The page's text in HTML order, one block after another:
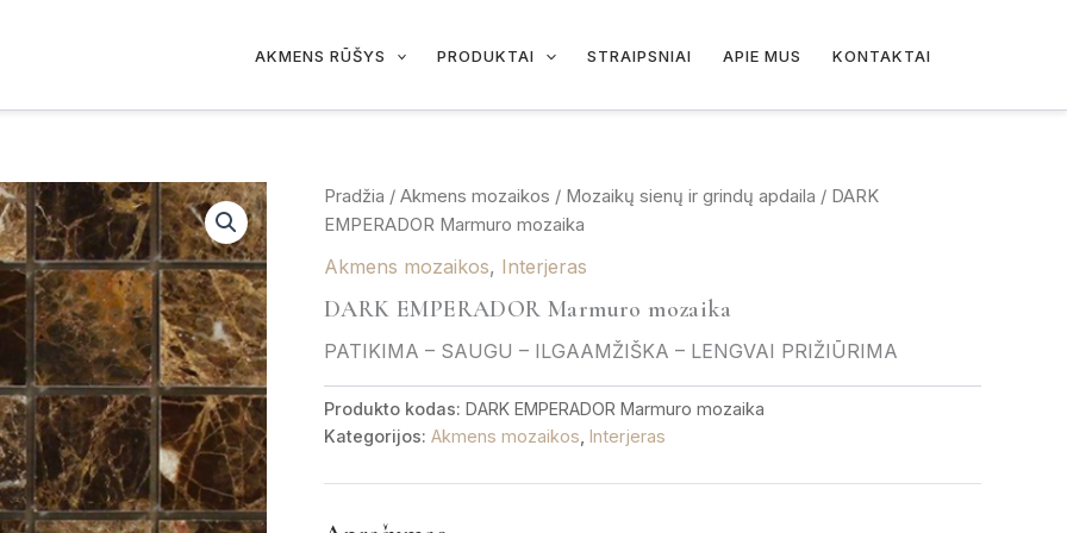
AKMENS RŪŠYS PRODUKTAI STRAIPSNIAI APIE MUS KONTAKTAI
Pradžia / Akmens mozaikos / Mozaikų sienų ir grindų apdaila / DARK
EMPERADOR Marmuro mozaika
Akmens mozaikos, Interjeras
DARK EMPERADOR Marmuro mozaika
PATIKIMA – SAUGU – ILGAAMŽIŠKA – LENGVAI PRIŽIŪRIMA
Produkto kodas: DARK EMPERADOR Marmuro mozaika
Kategorijos: Akmens mozaikos Interjeras